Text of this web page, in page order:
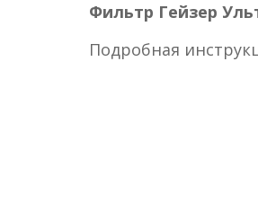
Фильтр Гейзер
Подробная